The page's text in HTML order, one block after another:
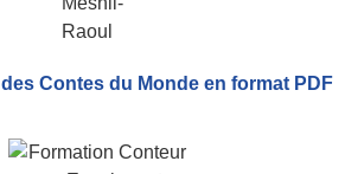
des Contes du Monde en format PDF